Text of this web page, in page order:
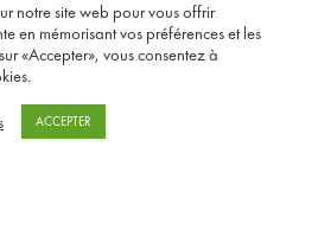
notre site web pour vous offrir
en mémorisant vos préférences et les
«Accepter», vous consentez à
ACCEPTER